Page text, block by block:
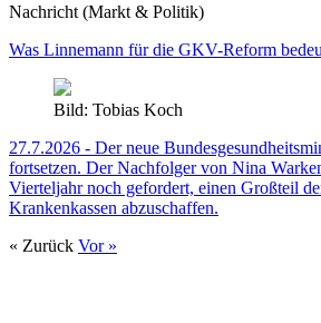
Nachricht (Markt & Politik)
Was Linnemann für die GKV-Reform
Bild: Tobias Koch
27.7.2026 - Der neue
fortsetzen. Der Nachfolger von Nina
Vierteljahr noch gefordert, einen Großteil
Krankenkassen abzuschaffen.
« Zurück Vor »